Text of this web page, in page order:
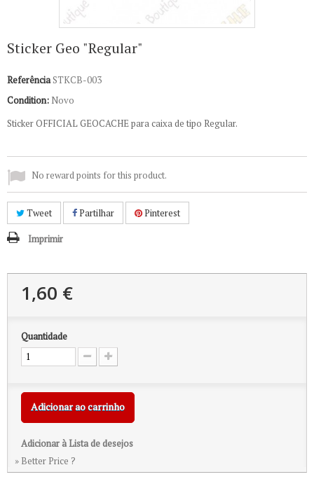
Sticker Geo "Regular"
ReferênciaSTKCB-003
Condition: Novo
Sticker OFFICIAL GEOCACHE para caixa de tipo Regular.
No reward points for this product.
Tweet Partilhar Pinterest
Imprimir
1,60 €
Quantidade
Adicionar ao carrinho
Adicionar à Lista de desejos
» Better Price ?